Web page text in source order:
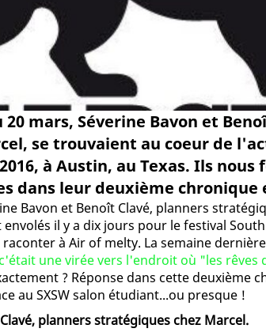
20 mars, Séverine Bavon et
se trouvaient au coeur de
à Austin, au Texas. Ils
dans leur deuxième chronique
Bavon et Benoît Clavé, planners
il y a dix jours pour le festival
à Air of melty. La semaine
une virée vers l'endroit où "les rêves
? Réponse dans cette deuxième
au SXSW salon étudiant...ou presque !
planners stratégiques chez Marcel.